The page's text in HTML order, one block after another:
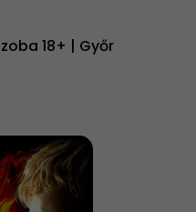
18+ | Győr